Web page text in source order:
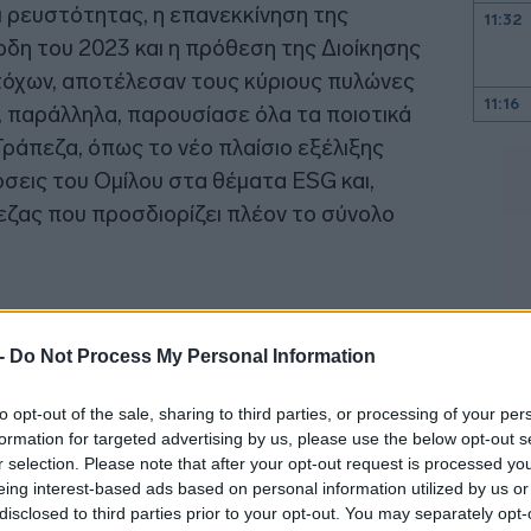
Do Not Process My Personal Information
opt-out of the sale, sharing to third parties, or processing of your
for targeted advertising by us, please use the below opt-out
selection. Please note that after your opt-out request is processed
interest-based ads based on personal information utilized by us
to third parties prior to your opt-out. You may separately
ρευστότητας, η επανεκκίνηση της
του 2023 και η πρόθεση της Διοίκησης
αποτέλεσαν τους κύριους πυλώνες
παράλληλα, παρουσίασε όλα τα ποιοτικά
όπως το νέο πλαίσιο εξέλιξης
του Ομίλου στα θέματα ESG και,
που προσδιορίζει πλέον το σύνολο
11:32
11:16
10:56
10:40
10:39